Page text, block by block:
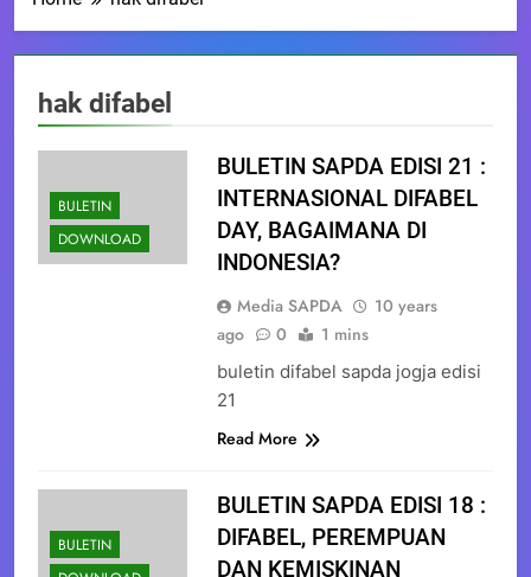
hak difabel
BULETIN
DOWNLOAD
BULETIN SAPDA EDISI 21 :
INTERNASIONAL DIFABEL
DAY, BAGAIMANA DI
INDONESIA?
Media SAPDA
10 years
ago
0 1 mins
buletin difabel sapda jogja edisi
21
Read More
BULETIN
BULETIN SAPDA EDISI 18 :
DIFABEL, PEREMPUAN
DAN KEMISKINAN